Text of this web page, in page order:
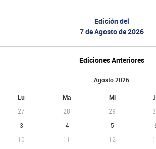
Edición del
7 de Agosto de 2026
Ediciones Anteriores
Agosto 2026
Lu Ma Mi
27 28 29
3 4 5
10 11 12